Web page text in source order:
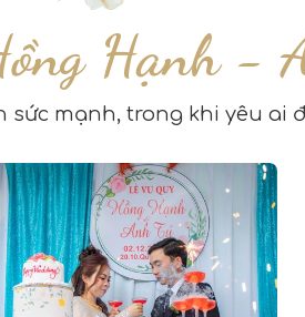
Hạnh -
mạnh, trong khi yêu ai